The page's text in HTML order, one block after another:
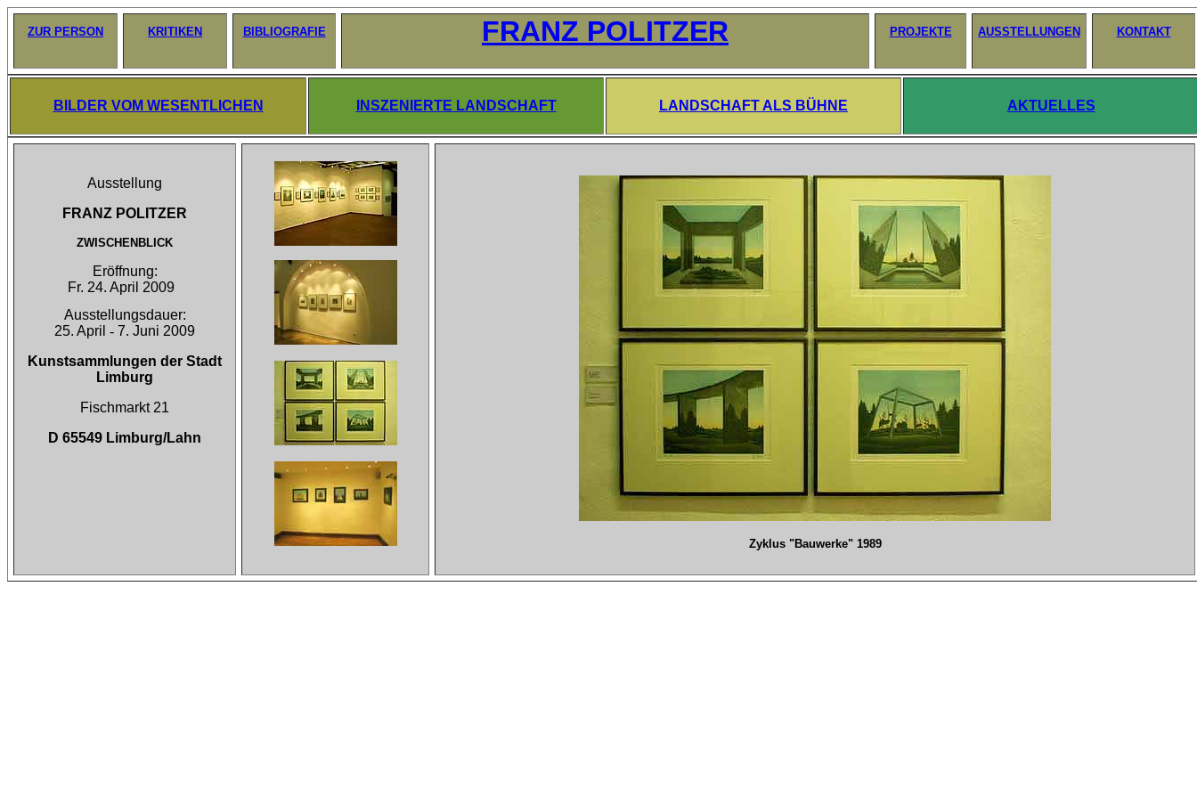
ZUR PERSON KRITIKEN BIBLIOGRAFIE FRANZ POLITZER PROJEKTE AUSSTELLUNGEN KONTAKT
BILDER VOM WESENTLICHEN INSZENIERTE LANDSCHAFT LANDSCHAFT ALS BÜHNE AKTUELLES
Ausstellung
FRANZ POLITZER
ZWISCHENBLICK
Eröffnung:
Fr. 24. April 2009
Ausstellungsdauer:
25. April - 7. Juni 2009
Kunstsammlungen der Stadt
Limburg
Fischmarkt 21
D 65549 Limburg/Lahn
Zyklus "Bauwerke" 1989